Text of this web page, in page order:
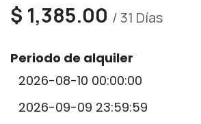
$ 1,385.00 /31 Días
Periodo de alquiler